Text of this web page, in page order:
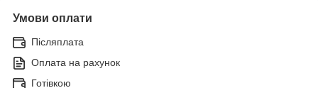
Умови оплати
Післяплата
Оплата на рахунок
Готівкою